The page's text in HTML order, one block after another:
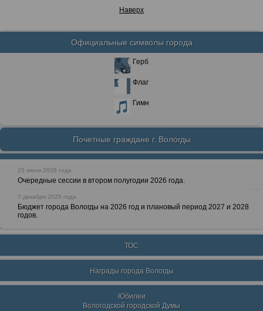
Наверх
Официальные символы города
Герб
Флаг
Гимн
Почетные граждане г. Вологды
25 июня 2026 года
Очередные сессии в втором полугодии 2026 года.
7 декабря 2025 года
Бюджет города Вологды на 2026 год и плановый период 2027 и 2028
годов.
ТОС
Награды города Вологды
Юбилеи
Вологодской городской Думы